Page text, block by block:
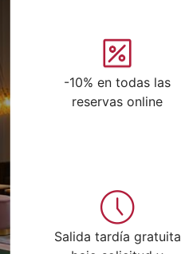
-10% en todas las
reservas online
Salida tardía gratuita